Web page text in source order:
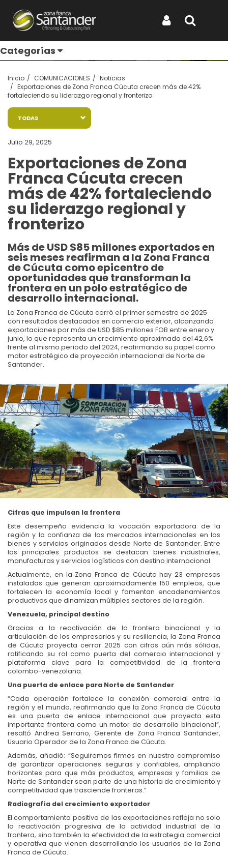
Categorías
Entérate de todo
Inicio COMUNICACIONES
Noticias
Exportaciones de Zona Franca Cúcuta crecen más de 42%
fortaleciendo su liderazgo regional y fronterizo
TODAS
Julio 29, 2025
Exportaciones de Zona
Franca Cúcuta crecen
más de 42% fortaleciendo
su liderazgo regional y
fronterizo
Más de USD $85 millones exportados en
seis meses reafirman a la Zona Franca
de Cúcuta como epicentro de
oportunidades que transforman la
frontera en un polo estratégico de
desarrollo internacional.
La Zona Franca de Cúcuta cerró el primer semestre de 2025
con resultados destacados en comercio exterior, alcanzando
exportaciones por más de USD $85 millones FOB entre enero y
junio, lo que representa un crecimiento aproximado del 42,6%
frente al mismo periodo del 2024, reafirmando su papel como
motor estratégico de proyección internacional de Norte de
Santander.
Cifras que impulsan la frontera
Este desempeño evidencia la vocación exportadora de la
región y la confianza de los mercados internacionales en los
bienes y servicios originados desde Norte de Santander. Entre
los principales productos se destacan bienes industriales,
manufacturas y servicios logísticos con destino internacional.
Actualmente, en la Zona Franca de Cúcuta hay 23 empresas
instaladas que generan aproximadamente 150 empleos, que
fortalecen la economía local y fomentan encadenamientos
productivos que dinamizan múltiples sectores de la región.
Venezuela, principal destino
Gracias a la reactivación de la frontera binacional y la
articulación de los empresarios y su resiliencia, la Zona Franca
de Cúcuta proyecta cerrar 2025 con cifras aún más sólidas,
ratificando su rol como puerta del comercio internacional y
plataforma clave para la competitividad de la frontera
colombo-venezolana.
Una puerta de enlace para Norte de Santander
“Cada operación fortalece la conexión comercial entre la
región y el mundo, reafirmando que la Zona Franca de Cúcuta
es una puerta de enlace internacional que proyecta esta
importante frontera como un motor de desarrollo binacional”,
resaltó Andrea Serrano, Gerente de Zona Franca Santander,
Usuario Operador de la Zona Franca de Cúcuta.
Además, añadió: “Seguiremos firmes en nuestro compromiso
de garantizar operaciones seguras y confiables, ampliando
horizontes para que más productos, empresas y familias de
Norte de Santander sean parte de una historia de crecimiento y
competitividad que trasciende fronteras.”
Radiografía del crecimiento exportador
El comportamiento positivo de las exportaciones refleja no solo
la reactivación progresiva de la actividad industrial de la
frontera, sino también la efectividad de la estrategia comercial
y operativa que vienen desarrollando los usuarios de la Zona
Franca de Cúcuta.